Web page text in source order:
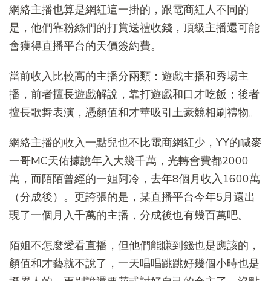
網絡主播也算是網紅這一掛的，跟電商紅人不同的
是，他們靠粉絲們的打賞送禮收錢，頂級主播還可能
會獲得直播平台的天價簽約費。
當前收入比較高的主播分兩類：遊戲主播和秀場主
播，前者擅長遊戲解說，靠打遊戲和口才吃飯；後者
擅長歌舞表演，憑顏值和才華吸引土豪競相刷禮物。
網絡主播的收入一點兒也不比電商網紅少，YY的喊麥
一哥MC天佑據說年入大幾千萬，光轉會費都2000
萬，而陌陌曾經的一姐阿冷，去年8個月收入1600萬
（分成後）。更誇張的是，某直播平台今年5月還出
現了一個月入千萬的主播，分成後也有幾百萬吧。
陌姐不怎麼愛看直播，但他們能賺到錢也是應該的，
顏值和才藝就不說了，一天唱唱跳跳好幾個小時也是